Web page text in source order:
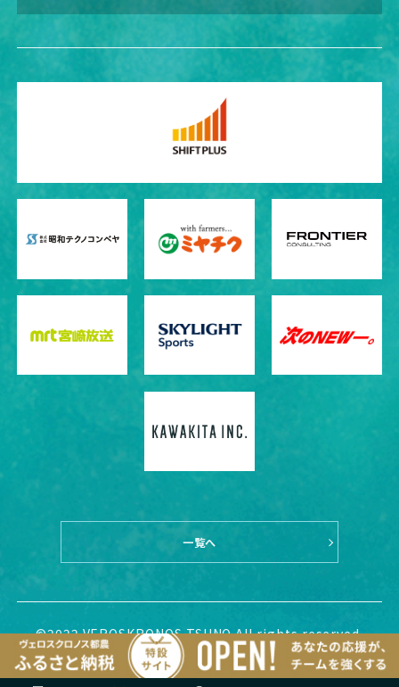
一覧へ
©2022 VEROSKRONOS TSUNO All rights reserved.